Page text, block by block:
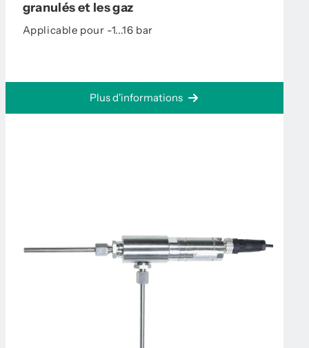
granulés et les gaz
Applicable pour -1...16 bar
Plus d'informations